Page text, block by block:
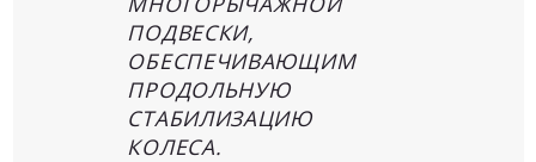
ПОДВЕСКИ,
ОБЕСПЕЧИВАЮЩИМ
ПРОДОЛЬНУЮ
СТАБИЛИЗАЦИЮ
КОЛЕСА.